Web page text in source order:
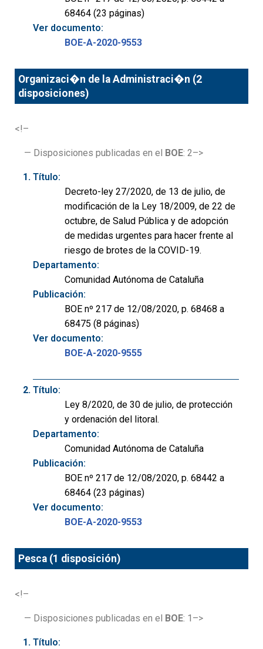
68464 (23 páginas)
Ver documento:
BOE-A-2020-9553
Organizaci�n de la Administraci�n (2
disposiciones)
<!–
— Disposiciones publicadas en el BOE: 2–>
Título:
Decreto-ley 27/2020, de 13 de julio, de
modificación de la Ley 18/2009, de 22 de
octubre, de Salud Pública y de adopción
de medidas urgentes para hacer frente al
riesgo de brotes de la COVID-19.
Departamento:
Comunidad Autónoma de Cataluña
Publicación:
BOE nº 217 de 12/08/2020, p. 68468 a
68475 (8 páginas)
Ver documento:
BOE-A-2020-9555
Título:
Ley 8/2020, de 30 de julio, de protección
y ordenación del litoral.
Departamento:
Comunidad Autónoma de Cataluña
Publicación:
BOE nº 217 de 12/08/2020, p. 68442 a
68464 (23 páginas)
Ver documento:
BOE-A-2020-9553
Pesca (1 disposición)
<!–
— Disposiciones publicadas en el BOE: 1–>
Título: